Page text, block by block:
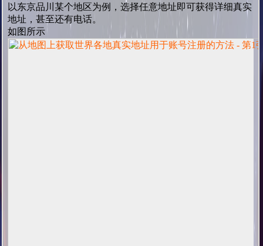
以东京品川某个地区为例，选择任意地址即可获得详细真实
地址，甚至还有电话。
如图所示